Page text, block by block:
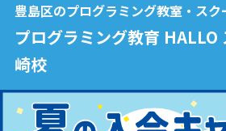
豊島区のプログラミング教室・スク
プログラミング教育 HALLO
崎校